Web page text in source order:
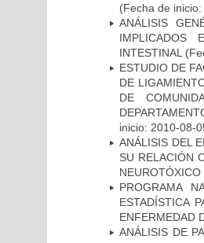
(Fecha de
ANÁLISIS
IMPLICADOS
INTESTINAL
ESTUDIO DE
DE
DE
inicio: 2010-08-
ANÁLISIS DEL
SU RELACIÓN
NEUROTÓXICO
PROGRAMA
ESTADÍSTICA
ENFERMEDAD
ANÁLISIS DE